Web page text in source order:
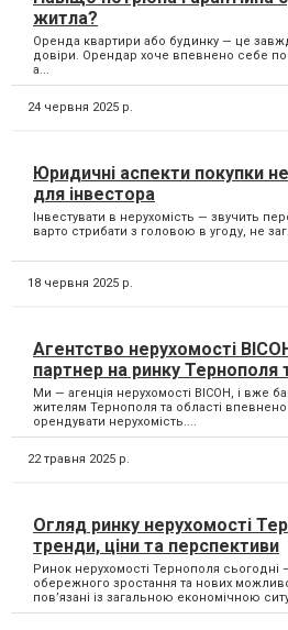
житла?
Оренда квартири або будинку — це
довіри. Орендар хоче впевнено себе
а...
24 червня 2025 р.
Юридичні аспекти покупки
для інвестора
Інвестувати в нерухомість — звучить
варто стрибати з головою в угоду, не
18 червня 2025 р.
Агентство нерухомості
партнер на ринку Тернополя
Ми — агенція нерухомості ВІСОН, і вже
жителям Тернополя та області
орендувати нерухомість....
22 травня 2025 р.
Огляд ринку нерухомості
тренди, ціни та перспективи
Ринок нерухомості Тернополя сьогодні
обережного зростання та нових
пов’язані із загальною економічною